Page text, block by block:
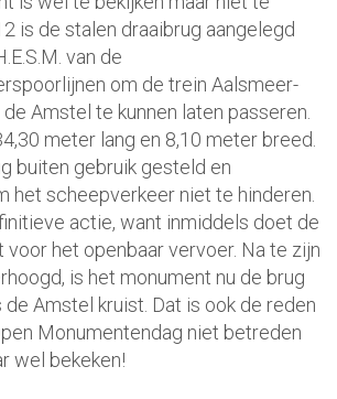
is de stalen draaibrug aangelegd
van de
om de trein Aalsmeer-
de Amstel te kunnen laten passeren.
meter lang en 8,10 meter breed.
buiten gebruik gesteld en
het scheepverkeer niet te hinderen.
actie, want inmiddels doet de
voor het openbaar vervoer. Na te zijn
is het monument nu de brug
Amstel kruist. Dat is ook de reden
Monumentendag niet betreden
wel bekeken!